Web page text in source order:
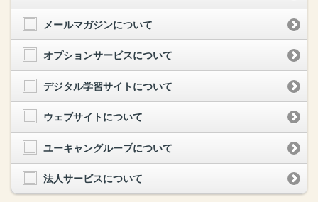
メールマガジンについて
オプションサービスについて
デジタル学習サイトについて
ウェブサイトについて
ユーキャングループについて
法人サービスについて